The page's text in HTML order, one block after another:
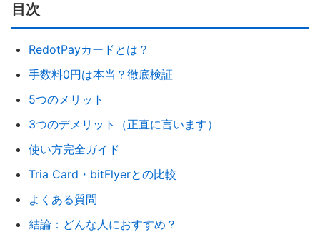
目次
RedotPayカードとは？
手数料0円は本当？徹底検証
5つのメリット
3つのデメリット（正直に言います）
使い方完全ガイド
Tria Card・bitFlyerとの比較
よくある質問
結論：どんな人におすすめ？